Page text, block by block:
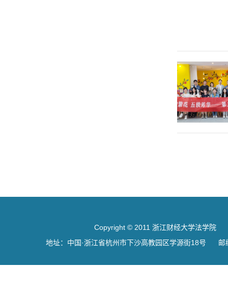
Copyright © 2011 浙江财经大学法学院
地址：中国·浙江省杭州市下沙高教园区学源街18号 邮